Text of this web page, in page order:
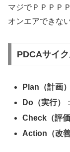
マジでＰＰＰＰ
オンエアできな
PDCAサイ
Plan（計画）
Do（実行）
Check（評価
Action（改善